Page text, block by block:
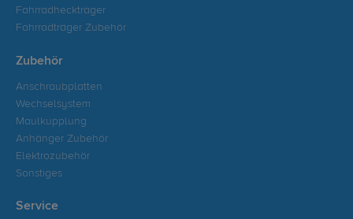
Fahrradheckträger
Fahrradträger Zubehör
Zubehör
Anschraubplatten
Wechselsystem
Maulkupplung
Anhänger Zubehör
Elektrozubehör
Sonstiges
Service